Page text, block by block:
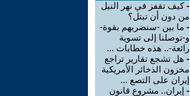
-كيف تقفز في نهر النيل
من دون أن تبتل؟
- ما بين -سنضربهم بقوة-
و-توصلنا إلى تسوية
رائعة-.. هذه خطابات ...
- هل تشجع تقارير تراجع
مخزون الذخائر الأمريكية
إيران على التصع ...
- إيران.. مشروع قانون